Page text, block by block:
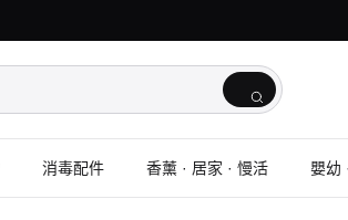
消毒配件 香薰 · 居家 · 慢活 嬰幼